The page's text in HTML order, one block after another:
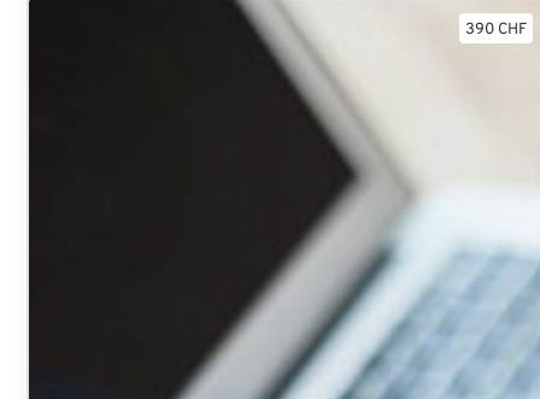
390 CHF